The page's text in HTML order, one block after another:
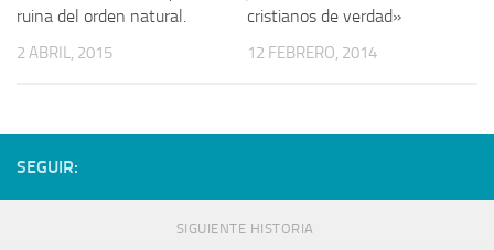
ruina del orden natural.
2 ABRIL, 2015
cristianos de verdad»
12 FEBRERO, 2014
SEGUIR:
SIGUIENTE HISTORIA